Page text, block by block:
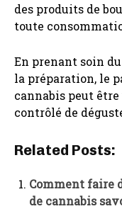
des produits de
toute
En prenant soin
la préparation, le
cannabis peut
contrôlé de
Related Posts:
Comment faire
de cannabis